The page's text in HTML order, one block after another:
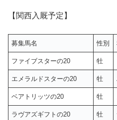
【関西入厩予定】
募集馬名 性別
ファイブスターの20 牡
エメラルドスターの20 牡
ベアトリッツの20 牡
ラヴアズギフトの20 牡